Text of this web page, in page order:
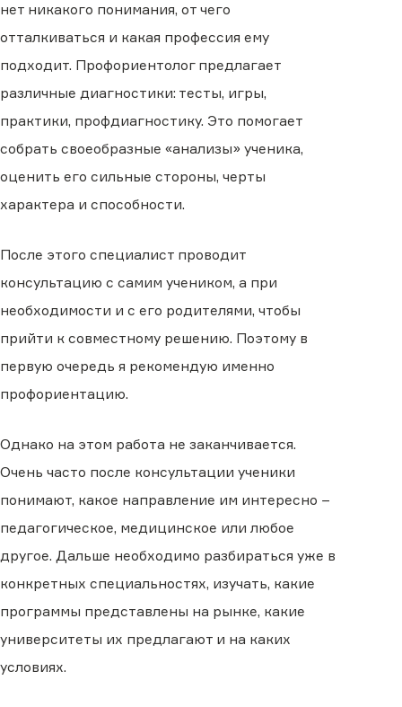
нет никакого понимания, от чего
отталкиваться и какая профессия ему
подходит. Профориентолог предлагает
различные диагностики: тесты, игры,
практики, профдиагностику. Это помогает
собрать своеобразные «анализы» ученика,
оценить его сильные стороны, черты
характера и способности.
После этого специалист проводит
консультацию с самим учеником, а при
необходимости и с его родителями, чтобы
прийти к совместному решению. Поэтому в
первую очередь я рекомендую именно
профориентацию.
Однако на этом работа не заканчивается.
Очень часто после консультации ученики
понимают, какое направление им интересно −
педагогическое, медицинское или любое
другое. Дальше необходимо разбираться уже в
конкретных специальностях, изучать, какие
программы представлены на рынке, какие
университеты их предлагают и на каких
условиях.